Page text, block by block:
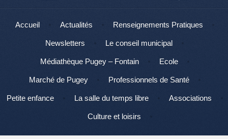
Menu
Aller au contenu
Accueil Actualités Renseignements Pratiques
Newsletters Le conseil municipal
Médiathèque Pugey – Fontain Ecole
Marché de Pugey Professionnels de Santé
Petite enfance La salle du temps libre Associations
Culture et loisirs